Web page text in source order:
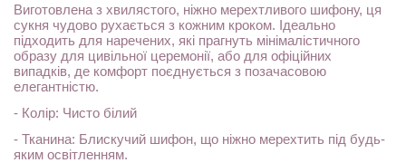
Виготовлена ​​з хвилястого, ніжно мерехтливого шифону, ця
сукня чудово рухається з кожним кроком. Ідеально
підходить для наречених, які прагнуть мінімалістичного
образу для цивільної церемонії, або для офіційних
випадків, де комфорт поєднується з позачасовою
елегантністю.
- Колір: Чисто білий
- Тканина: Блискучий шифон, що ніжно мерехтить під будь-
яким освітленням.